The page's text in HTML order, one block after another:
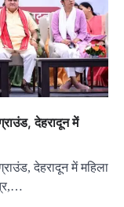
देहरादून में
देहरादून में महिला